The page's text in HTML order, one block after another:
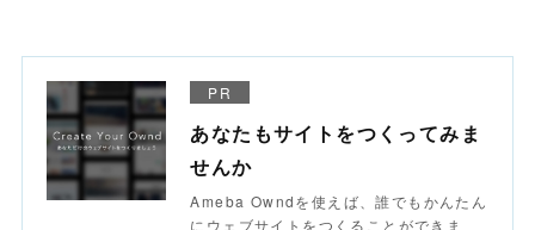
PR
あなたもサイトをつくってみま
せんか
Ameba Owndを使えば、誰でもかんたん
にウェブサイトをつくることができま